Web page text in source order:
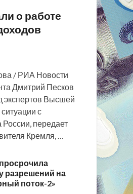
о работе
/ РИА Новости
Дмитрий Песков
экспертов Высшей
с
России, передает
Кремля, …
разрешений на
поток-2»